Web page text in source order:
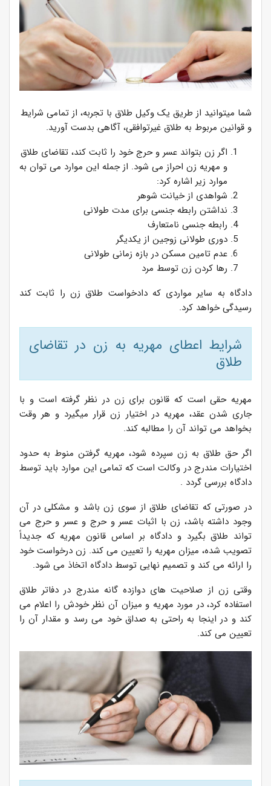
شما میتوانید از طریق یک وکیل طلاق با تجربه، از تمامی شرایط
و قوانین مربوط به طلاق غیرتوافقی، آگاهی بدست آورید.
اگر زن بتواند عسر و حرج خود را ثابت کند، تقاضای طلاق
و مهریه زن احراز می شود. از جمله این موارد می توان به
موارد زیر اشاره کرد:
شواهدی از خیانت شوهر
نداشتن رابطه جنسی برای مدت طولانی
رابطه جنسی نامتعارف
دوری طولانی زوجین از یکدیگر
عدم تامین مسکن در بازه زمانی طولانی
رها کردن زن توسط مرد
دادگاه به سایر مواردی که دادخواست طلاق زن را ثابت کند
رسیدگی خواهد کرد.
شرایط اعطای مهریه به زن در تقاضای
طلاق
مهریه حقی است که قانون برای زن در نظر گرفته است و با
جاری شدن عقد، مهریه در اختیار زن قرار میگیرد و هر وقت
بخواهد می تواند آن را مطالبه کند.
اگر حق طلاق به زن سپرده شود، مهریه گرفتن منوط به حدود
اختیارات مندرج در وکالت است که تمامی این موارد باید توسط
دادگاه بررسی گردد .
در صورتی که تقاضای طلاق از سوی زن باشد و مشکلی در آن
وجود داشته باشد، زن با اثبات عسر و حرج و عسر و حرج می
تواند طلاق بگیرد و دادگاه بر اساس قانون مهریه که جدیداً
تصویب شده، میزان مهریه را تعیین می کند. زن درخواست خود
را ارائه می کند و تصمیم نهایی توسط دادگاه اتخاذ می شود.
وقتی زن از صلاحیت های دوازده گانه مندرج در دفاتر طلاق
استفاده کرد، در مورد مهریه و میزان آن نظر خودش را اعلام می
کند و در اینجا به راحتی به صداق خود می رسد و مقدار آن را
تعیین می کند.